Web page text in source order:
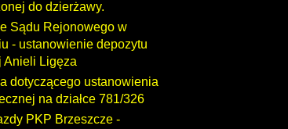
do dzierżawy.
Sądu Rejonowego w
- ustanowienie depozytu
Anieli Ligęza
dotyczącego ustanowienia
na działce 781/326
PKP Brzeszcze -